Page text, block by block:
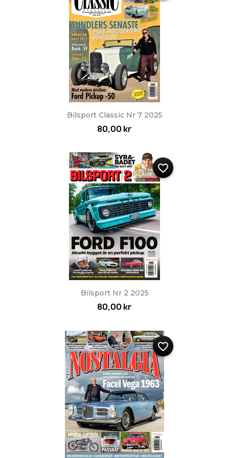
Bilsport Classic Nr 7 2025
80,00 kr
Bilsport Nr 2 2025
80,00 kr
favorite_border
favorite_border